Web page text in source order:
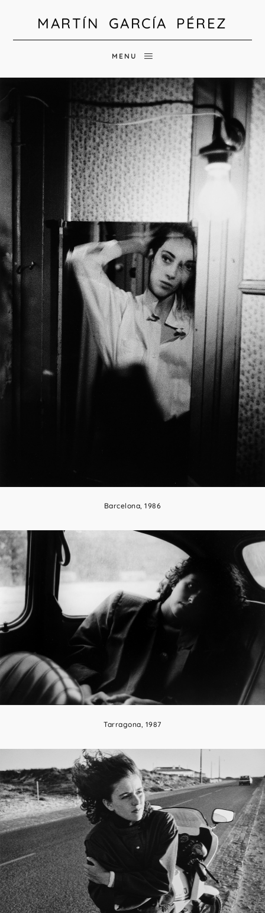
MARTÍN GARCÍA PÉREZ
MENU
Barcelona, 1986
Tarragona, 1987